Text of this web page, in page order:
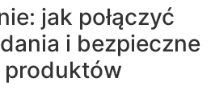
jak połączyć
i bezpieczne